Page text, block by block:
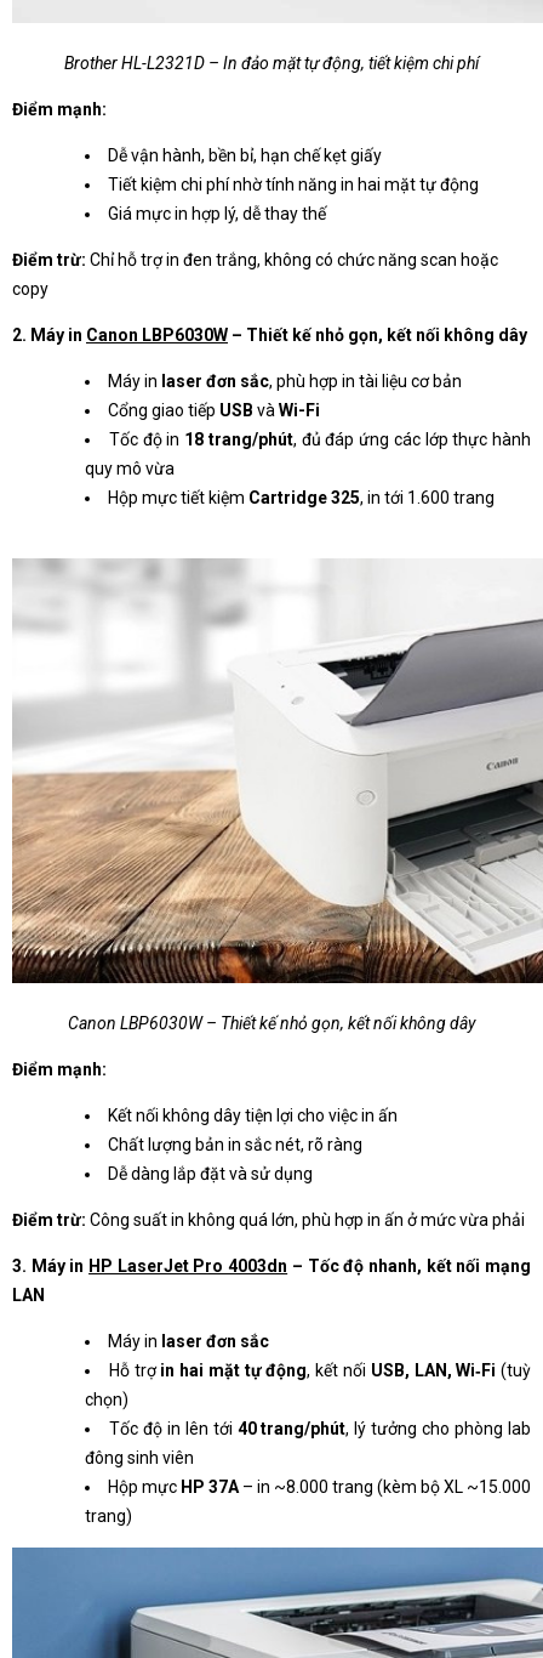
Brother HL-L2321D – In đảo mặt tự động, tiết kiệm chi phí
Điểm mạnh:
Dễ vận hành, bền bỉ, hạn chế kẹt giấy
Tiết kiệm chi phí nhờ tính năng in hai mặt tự động
Giá mực in hợp lý, dễ thay thế
Điểm trừ: Chỉ hỗ trợ in đen trắng, không có chức năng scan hoặc
copy
2. Máy in Canon LBP6030W – Thiết kế nhỏ gọn, kết nối không dây
Máy in laser đơn sắc, phù hợp in tài liệu cơ bản
Cổng giao tiếp USB và Wi-Fi
Tốc độ in 18 trang/phút, đủ đáp ứng các lớp thực hành
quy mô vừa
Hộp mực tiết kiệm Cartridge 325, in tới 1.600 trang
Canon LBP6030W – Thiết kế nhỏ gọn, kết nối không dây
Điểm mạnh:
Kết nối không dây tiện lợi cho việc in ấn
Chất lượng bản in sắc nét, rõ ràng
Dễ dàng lắp đặt và sử dụng
Điểm trừ: Công suất in không quá lớn, phù hợp in ấn ở mức vừa phải
3. Máy in HP LaserJet Pro 4003dn – Tốc độ nhanh, kết nối mạng
LAN
Máy in laser đơn sắc
Hỗ trợin hai mặt tự động, kết nối USB, LAN, Wi‑Fi (tuỳ
chọn)
Tốc độ in lên tới 40 trang/phút, lý tưởng cho phòng lab
đông sinh viên
Hộp mực HP 37A – in ~8.000 trang (kèm bộ XL ~15.000
trang)